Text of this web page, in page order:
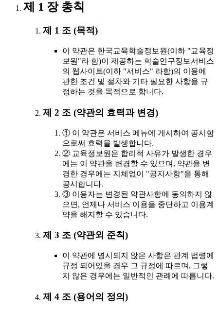
제 1 장 총칙
제 1 조 (목적)
이 약관은 한국교육학술정보원(이하 "교육정
보원"라 함)이 제공하는 학술연구정보서비스
의 웹사이트(이하 "서비스" 라함)의 이용에
관한 조건 및 절차와 기타 필요한 사항을 규
정하는 것을 목적으로 합니다.
제 2 조 (약관의 효력과 변경)
① 이 약관은 서비스 메뉴에 게시하여 공시함
으로써 효력을 발생합니다.
② 교육정보원은 합리적 사유가 발생한 경우
에는 이 약관을 변경할 수 있으며, 약관을 변
경한 경우에는 지체없이 "공지사항"을 통해
공시합니다.
③ 이용자는 변경된 약관사항에 동의하지 않
으면, 언제나 서비스 이용을 중단하고 이용계
약을 해지할 수 있습니다.
제 3 조 (약관외 준칙)
이 약관에 명시되지 않은 사항은 관계 법령에
규정 되어있을 경우 그 규정에 따르며, 그렇
지 않은 경우에는 일반적인 관례에 따릅니다.
제 4 조 (용어의 정의)